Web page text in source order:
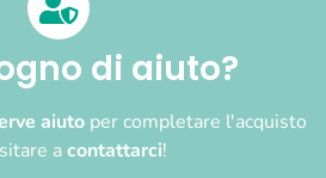
di aiuto?
aiuto per completare l'acquisto
acontattarci!